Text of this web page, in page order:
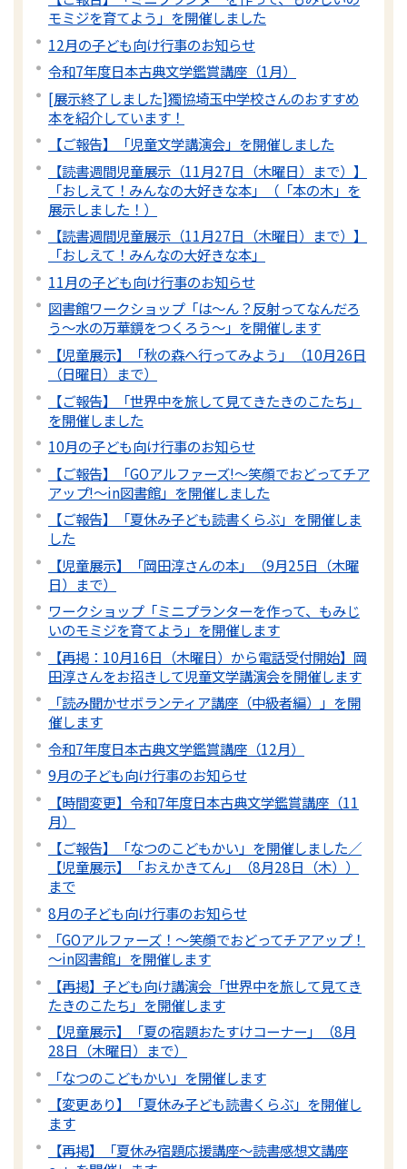
モミジを育てよう」を開催しました
12月の子ども向け行事のお知らせ
令和7年度日本古典文学鑑賞講座（1月）
[展示終了しました]獨協埼玉中学校さんのおすすめ
本を紹介しています！
【ご報告】「児童文学講演会」を開催しました
【読書週間児童展示（11月27日（木曜日）まで）】
「おしえて！みんなの大好きな本」（「本の木」を
展示しました！）
【読書週間児童展示（11月27日（木曜日）まで）】
「おしえて！みんなの大好きな本」
11月の子ども向け行事のお知らせ
図書館ワークショップ「は～ん？反射ってなんだろ
う～水の万華鏡をつくろう～」を開催します
【児童展示】「秋の森へ行ってみよう」（10月26日
（日曜日）まで）
【ご報告】「世界中を旅して見てきたきのこたち」
を開催しました
10月の子ども向け行事のお知らせ
【ご報告】「GOアルファーズ!～笑顔でおどってチア
アップ!～in図書館」を開催しました
【ご報告】「夏休み子ども読書くらぶ」を開催しま
した
【児童展示】「岡田淳さんの本」（9月25日（木曜
日）まで）
ワークショップ「ミニプランターを作って、もみじ
いのモミジを育てよう」を開催します
【再掲：10月16日（木曜日）から電話受付開始】岡
田淳さんをお招きして児童文学講演会を開催します
「読み聞かせボランティア講座（中級者編）」を開
催します
令和7年度日本古典文学鑑賞講座（12月）
9月の子ども向け行事のお知らせ
【時間変更】令和7年度日本古典文学鑑賞講座（11
月）
【ご報告】「なつのこどもかい」を開催しました／
【児童展示】「おえかきてん」（8月28日（木））
まで
8月の子ども向け行事のお知らせ
「GOアルファーズ！～笑顔でおどってチアアップ！
～in図書館」を開催します
【再掲】子ども向け講演会「世界中を旅して見てき
たきのこたち」を開催します
【児童展示】「夏の宿題おたすけコーナー」（8月
28日（木曜日）まで）
「なつのこどもかい」を開催します
【変更あり】「夏休み子ども読書くらぶ」を開催し
ます
【再掲】「夏休み宿題応援講座～読書感想文講座